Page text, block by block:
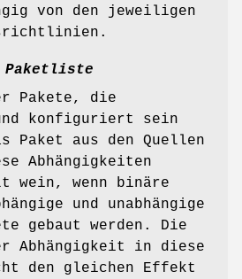
von den jeweiligen
Paketliste
Pakete, die
konfiguriert sein
Paket aus den Quellen
Abhängigkeiten
wein, wenn binäre
und unabhängige
gebaut werden. Die
Abhängigkeit in diese
den gleichen Effekt